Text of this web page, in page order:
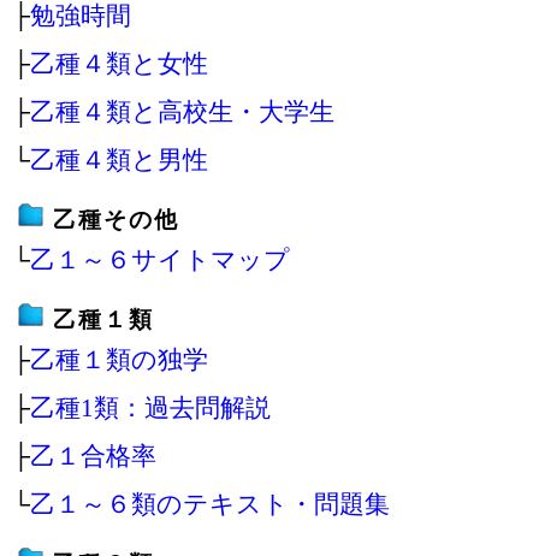
├勉強時間
├乙種４類と女性
├乙種４類と高校生・大学生
└乙種４類と男性
乙種その他
└乙１～６サイトマップ
乙種１類
├乙種１類の独学
├乙種1類：過去問解説
├乙１合格率
└乙１～６類のテキスト・問題集